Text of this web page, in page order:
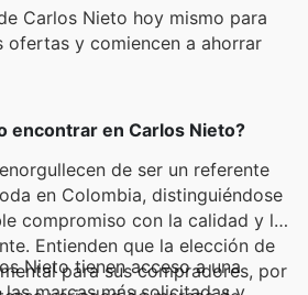
Carlos Nieto hoy mismo para
ofertas y comiencen a ahorrar
encontrar en Carlos Nieto?
de ser un referente
en Colombia, distinguiéndose
compromiso con la calidad y la
Entienden que la elección de
para sus compradores, por
Nieto tienen acceso a una